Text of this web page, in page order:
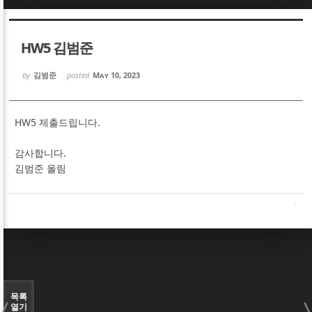
HW5 김범준
by 김범준 posted May 10, 2023
HW5 제출드립니다.
감사합니다.
김범준 올림
목록
열기
Sketchbook5, 스케치북5
Sketchbook5, 스케치북5
Sketchbook5, 스케치북5
Sketchbook5, 스케치북5